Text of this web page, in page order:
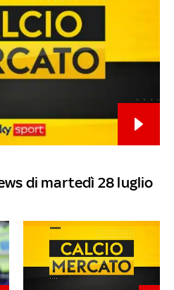
di martedì 28 luglio